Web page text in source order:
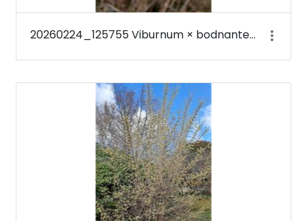
20260224_125755 Viburnum × bodnantense &#39;Deben&#39;